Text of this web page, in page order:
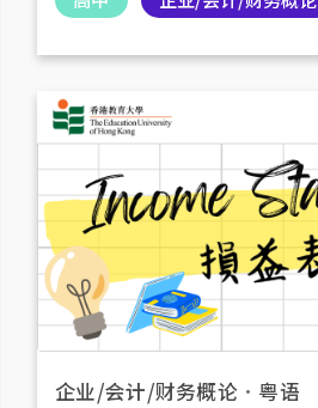
企业/会计/财务概论 ． 粤语